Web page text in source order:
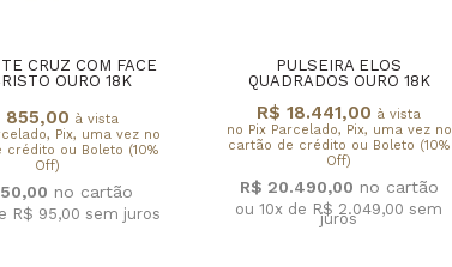
CRUZ COM FACE
OURO 18K
855,00 à vista
Pix, uma vez no
crédito ou Boleto (10%
Off)
R$ 95,00 sem juros
PULSEIRA ELOS
QUADRADOS OURO 18K
R$ 18.441,00 à vista
no Pix Parcelado, Pix, uma vez no
cartão de crédito ou Boleto (10%
Off)
R$ 20.490,00
ou 10x de R$ 2.049,00 sem
juros